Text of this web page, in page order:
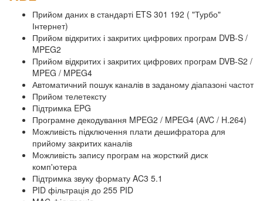
Прийом даних в стандарті ETS 301 192 ( "Турбо"
Інтернет)
Прийом відкритих і закритих цифрових програм DVB-S /
MPEG2
Прийом відкритих і закритих цифрових програм DVB-S2 /
MPEG / MPEG4
Автоматичний пошук каналів в заданому діапазоні частот
Прийом телетексту
Підтримка EPG
Програмне декодування MPEG2 / MPEG4 (AVC / H.264)
Можливість підключення плати дешифратора для
прийому закритих каналів
Можливість запису програм на жорсткий диск
комп'ютера
Підтримка звуку формату AC3 5.1
PID фільтрація до 255 PID